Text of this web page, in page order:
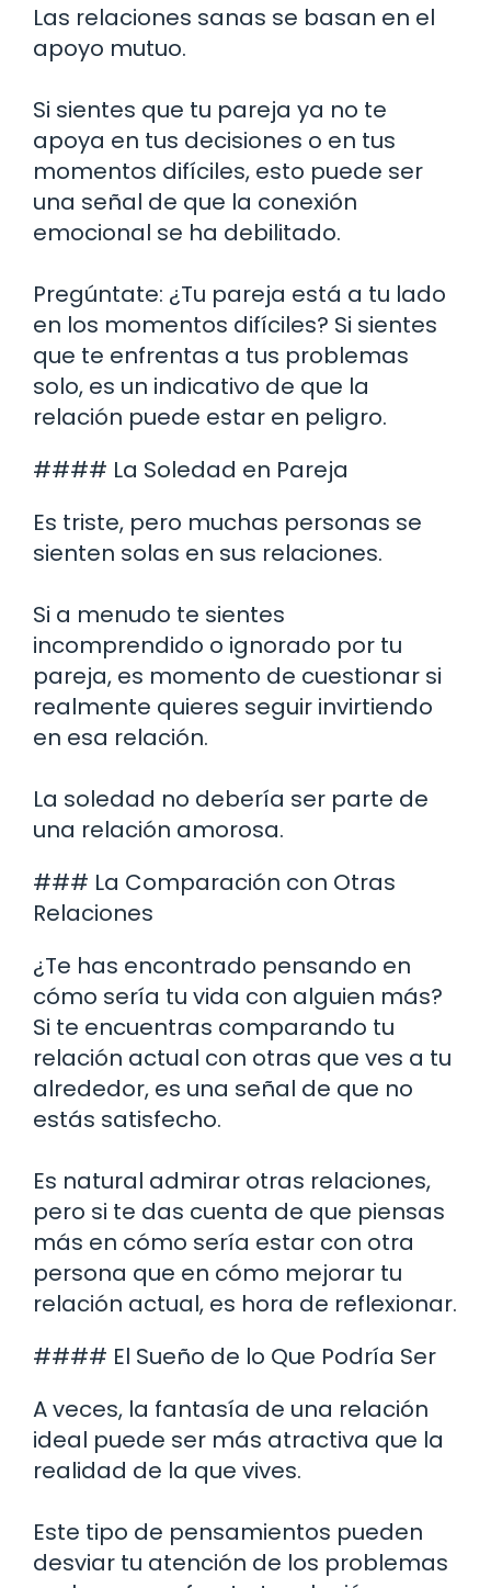
Las relaciones sanas se basan en el
apoyo mutuo.
Si sientes que tu pareja ya no te
apoya en tus decisiones o en tus
momentos difíciles, esto puede ser
una señal de que la conexión
emocional se ha debilitado.
Pregúntate: ¿Tu pareja está a tu lado
en los momentos difíciles? Si sientes
que te enfrentas a tus problemas
solo, es un indicativo de que la
relación puede estar en peligro.
#### La Soledad en Pareja
Es triste, pero muchas personas se
sienten solas en sus relaciones.
Si a menudo te sientes
incomprendido o ignorado por tu
pareja, es momento de cuestionar si
realmente quieres seguir invirtiendo
en esa relación.
La soledad no debería ser parte de
una relación amorosa.
### La Comparación con Otras
Relaciones
¿Te has encontrado pensando en
cómo sería tu vida con alguien más?
Si te encuentras comparando tu
relación actual con otras que ves a tu
alrededor, es una señal de que no
estás satisfecho.
Es natural admirar otras relaciones,
pero si te das cuenta de que piensas
más en cómo sería estar con otra
persona que en cómo mejorar tu
relación actual, es hora de reflexionar.
#### El Sueño de lo Que Podría Ser
A veces, la fantasía de una relación
ideal puede ser más atractiva que la
realidad de la que vives.
Este tipo de pensamientos pueden
desviar tu atención de los problemas